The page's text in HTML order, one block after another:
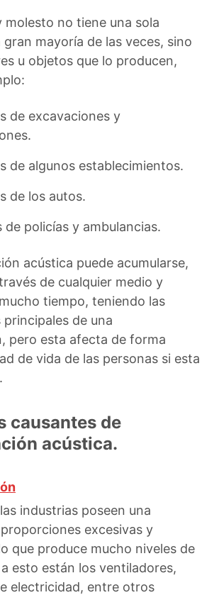
molesto no tiene una sola
mayoría de las veces, sino
u objetos que lo producen,
de excavaciones y
de algunos establecimientos.
de los autos.
de policías y ambulancias.
acústica puede acumularse,
de cualquier medio y
tiempo, teniendo las
de una
pero esta afecta de forma
de vida de las personas si esta
causantes de
acústica.
industrias poseen una
excesivas y
que produce mucho niveles de
esto están los ventiladores,
electricidad, entre otros